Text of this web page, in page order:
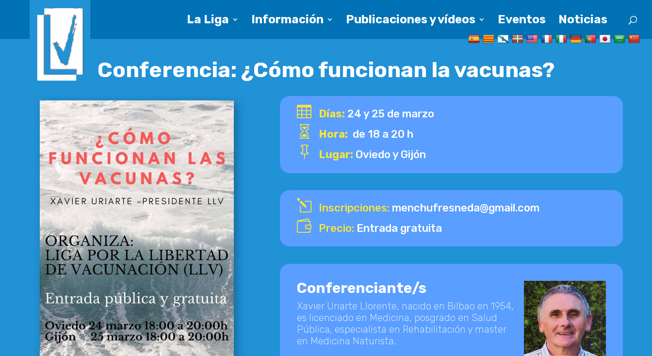
La Liga Información Publicaciones y vídeos Eventos Noticias
Conferencia: ¿Cómo funcionan la vacunas?
Conferencia: ¿Cómo funcionan la vacunas?
 Días: 24 y 25 de marzo
 Hora: de 18 a 20 h
 Lugar: Oviedo y Gijón
l Inscripciones: menchufresneda@gmail.com
 Precio: Entrada gratuita
Conferenciante/s
Xavier Uriarte Llorente, nacido en Bilbao en 1954,
es licenciado en Medicina, posgrado en Salud
Pública, especialista en Rehabilitación y master
en Medicina Naturista.